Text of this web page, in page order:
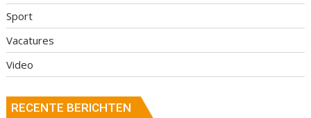
Sport
Vacatures
Video
RECENTE BERICHTEN